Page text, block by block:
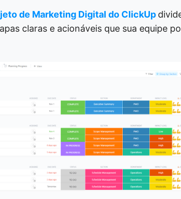
de Marketing Digital do ClickUp
claras e acionáveis que sua equipe